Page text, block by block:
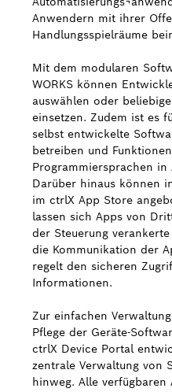
Anwendern mit ihrer
Handlungsspielräume
Mit dem modularen
WORKS können
auswählen oder
einsetzen. Zudem ist es
selbst entwickelte
betreiben und
Programmiersprachen in
Darüber hinaus können
im ctrlX App Store
lassen sich Apps von
der Steuerung
die Kommunikation der
regelt den sicheren
Informationen.
Zur einfachen
Pflege der Geräte-
ctrlX Device Portal
zentrale Verwaltung von
hinweg. Alle